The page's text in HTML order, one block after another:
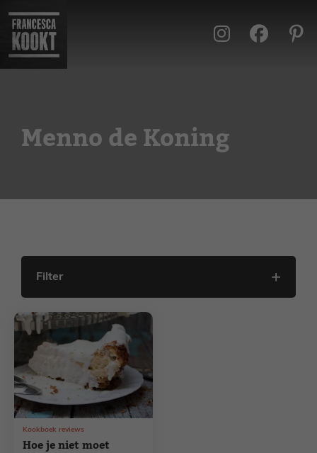
naar
inhoud
Menno de Koning
Filter
Hoe je niet moet
Kookboek reviews